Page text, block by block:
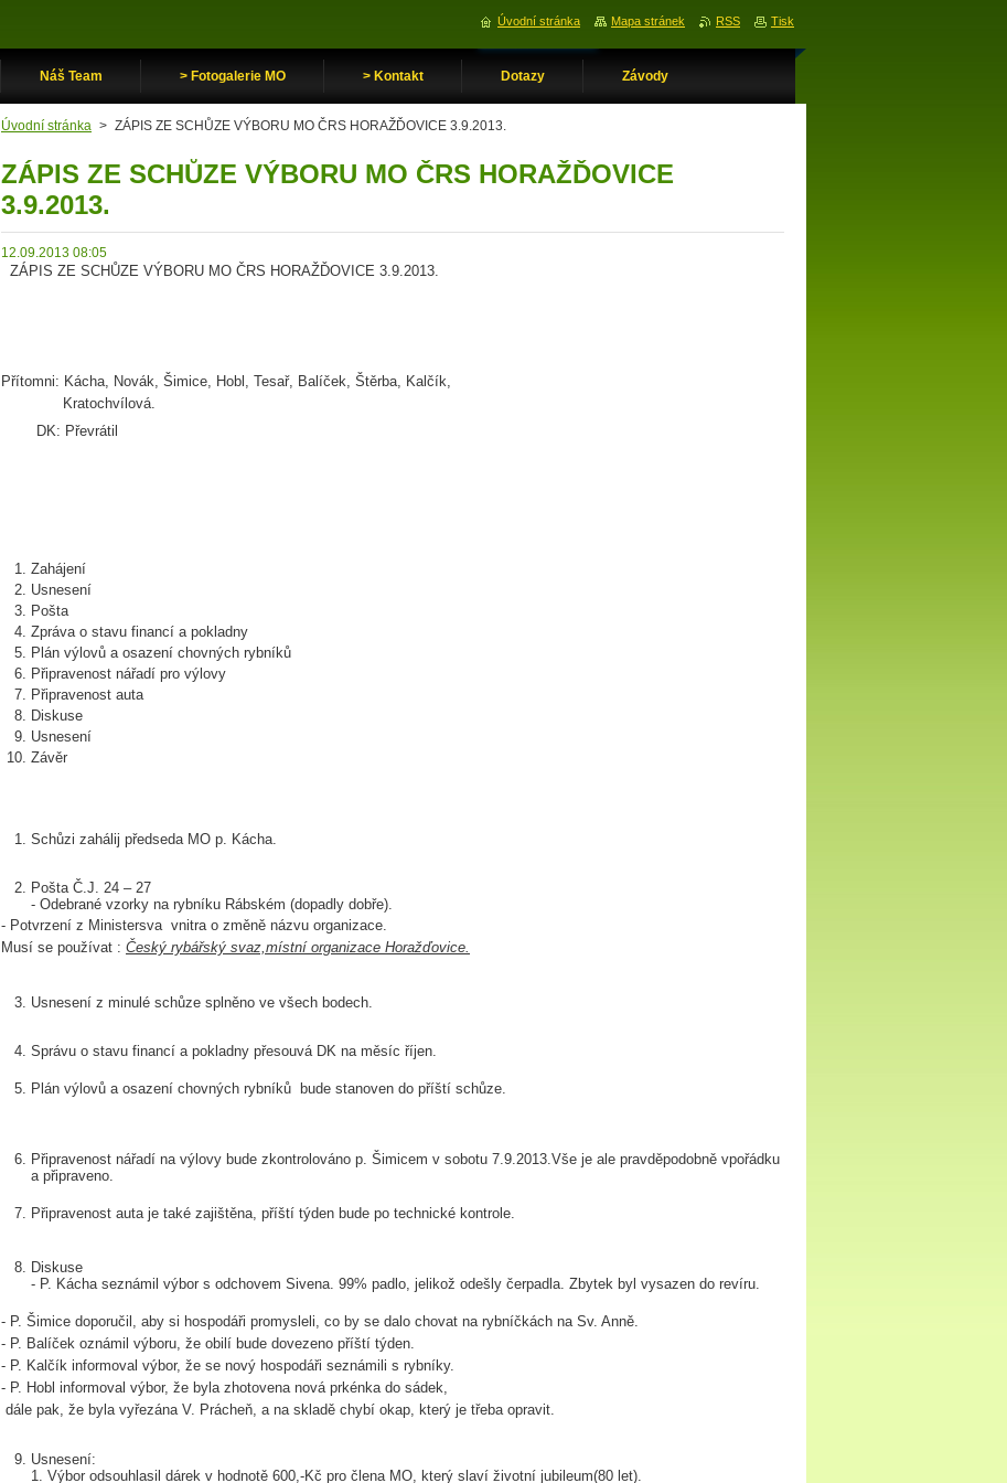
Náš Team > Fotogalerie MO > Kontakt Dotazy Závody
Úvodní stránka > ZÁPIS ZE SCHŮZE VÝBORU MO ČRS HORAŽĎOVICE 3.9.2013.
ZÁPIS ZE SCHŮZE VÝBORU MO ČRS HORAŽĎOVICE
3.9.2013.
12.09.2013 08:05
ZÁPIS ZE SCHŮZE VÝBORU MO ČRS HORAŽĎOVICE 3.9.2013.
Přítomni: Kácha, Novák, Šimice, Hobl, Tesař, Balíček, Štěrba, Kalčík,
Kratochvílová.
DK: Převrátil
Zahájení
Usnesení
Pošta
Zpráva o stavu financí a pokladny
Plán výlovů a osazení chovných rybníků
Připravenost nářadí pro výlovy
Připravenost auta
Diskuse
Usnesení
Závěr
Schůzi zahálij předseda MO p. Kácha.
Pošta Č.J. 24 – 27
- Odebrané vzorky na rybníku Rábském (dopadly dobře).
- Potvrzení z Ministersva vnitra o změně názvu organizace.
Musí se používat : Český rybářský svaz,místní organizace Horažďovice.
Usnesení z minulé schůze splněno ve všech bodech.
Správu o stavu financí a pokladny přesouvá DK na měsíc říjen.
Plán výlovů a osazení chovných rybníků bude stanoven do příští schůze.
Připravenost nářadí na výlovy bude zkontrolováno p. Šimicem v sobotu 7.9.2013.Vše je ale pravděpodobně vpořádku
a připraveno.
Připravenost auta je také zajištěna, příští týden bude po technické kontrole.
Diskuse
- P. Kácha seznámil výbor s odchovem Sivena. 99% padlo, jelikož odešly čerpadla. Zbytek byl vysazen do revíru.
- P. Šimice doporučil, aby si hospodáři promysleli, co by se dalo chovat na rybníčkách na Sv. Anně.
- P. Balíček oznámil výboru, že obilí bude dovezeno příští týden.
- P. Kalčík informoval výbor, že se nový hospodáři seznámili s rybníky.
- P. Hobl informoval výbor, že byla zhotovena nová prkénka do sádek,
dále pak, že byla vyřezána V. Prácheň, a na skladě chybí okap, který je třeba opravit.
Usnesení:
1. Výbor odsouhlasil dárek v hodnotě 600,-Kč pro člena MO, který slaví životní jubileum(80 let).
Úvodní stránka Mapa stránek RSS Tisk